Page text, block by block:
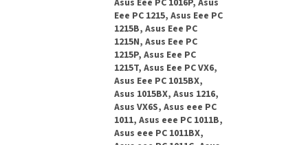
Eee PC 1215, Asus Eee PC
1215B, Asus Eee PC
1215N, Asus Eee PC
1215P, Asus Eee PC
1215T, Asus Eee PC VX6,
Asus Eee PC 1015BX,
Asus 1015BX, Asus 1216,
Asus VX6S, Asus eee PC
1011, Asus eee PC 1011B,
Asus eee PC 1011BX,